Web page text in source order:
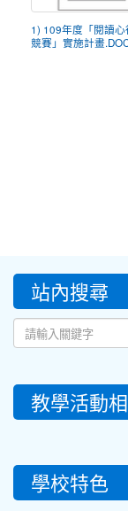
1) 109年度「閱讀心
競賽」實施計畫
::: 站內搜尋
教學活動
學校特色